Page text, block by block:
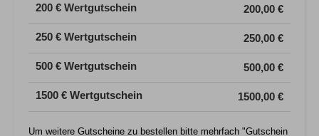
200 € Wertgutschein 200,00 €
250 € Wertgutschein 250,00 €
500 € Wertgutschein 500,00 €
1500 € Wertgutschein 1500,00 €
Um weitere Gutscheine zu bestellen bitte mehrfach "Gutschein